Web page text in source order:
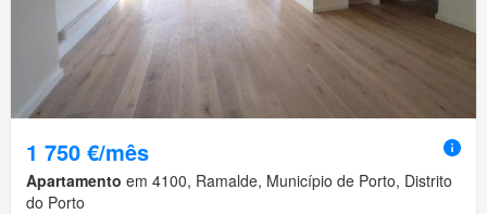
1 750 €/mês
Apartamento em 4100, Ramalde, Município de Porto, Distrito
do Porto